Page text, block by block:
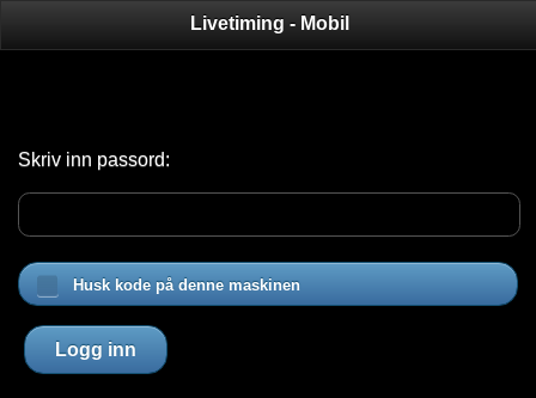
Livetiming - Mobil
Skriv inn passord:
Husk kode på denne maskinen
Logg inn